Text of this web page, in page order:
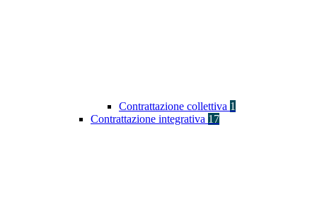
Contrattazione collettiva 1
Contrattazione integrativa 17